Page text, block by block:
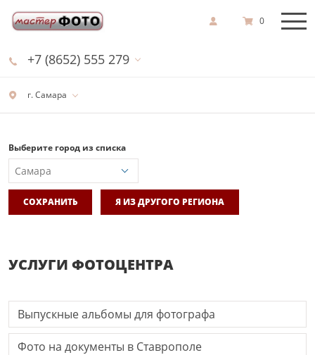
г. Самара
+7 (8652) 555 279
0
Выберите город из списка
СОХРАНИТЬ Я ИЗ ДРУГОГО РЕГИОНА
УСЛУГИ ФОТОЦЕНТРА
Выпускные альбомы для фотографа
Фото на документы в Ставрополе